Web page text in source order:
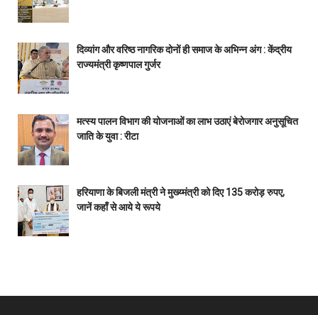
दिव्यांग और वरिष्ठ नागरिक दोनों ही समाज के अभिन्न अंग : केंद्रीय
राज्यमंत्री कृष्णपाल गुर्जर
मत्स्य पालन विभाग की योजनाओं का लाभ उठाएं बेरोजगार अनुसूचित
जाति के युवा : रीटा
हरियाणा के बिजली मंत्री ने मुख्य्मंत्री को दिए 135 करोड़ रुपए,
जानें कहाँ से आये ये रूपये